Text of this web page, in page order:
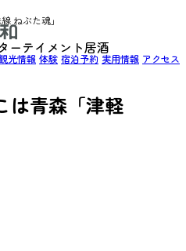
光情報 体験 宿泊予約 実用情報 アクセス
ねぶた魂」
ーテイメント居酒
は青森「津軽